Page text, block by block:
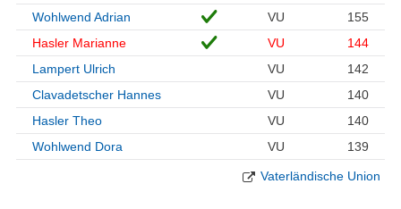
Wohlwend Adrian
VU
155
Hasler Marianne
VU
144
Lampert Ulrich
VU
142
Clavadetscher Hannes
VU
140
Hasler Theo
VU
140
Wohlwend Dora
VU 139
Vaterländische Union